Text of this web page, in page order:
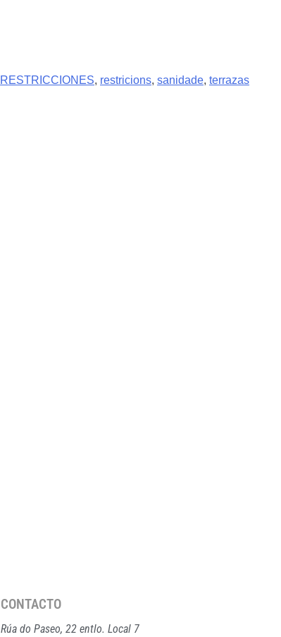
RESTRICCIONES, restricions, sanidade, terrazas
CONTACTO
Rúa do Paseo, 22 entlo. Local 7